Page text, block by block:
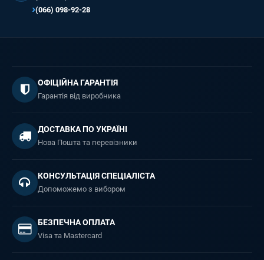
(066) 098-92-28
ОФІЦІЙНА ГАРАНТІЯ
Гарантія від виробника
ДОСТАВКА ПО УКРАЇНІ
Нова Пошта та перевізники
КОНСУЛЬТАЦІЯ СПЕЦІАЛІСТА
Допоможемо з вибором
БЕЗПЕЧНА ОПЛАТА
Visa та Mastercard